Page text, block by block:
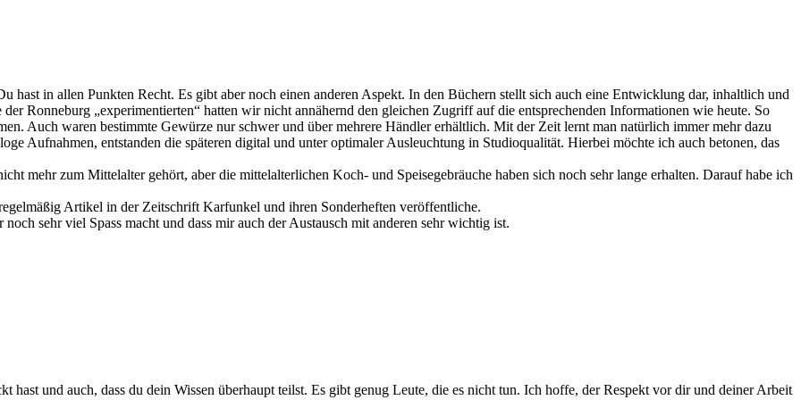
hast in allen Punkten Recht. Es gibt aber noch einen anderen Aspekt. In den Büchern stellt sich auch eine Entwicklung dar, inhaltlich und
Ronneburg „experimentierten“ hatten wir nicht annähernd den gleichen Zugriff auf die entsprechenden Informationen wie heute. So
Auch waren bestimmte Gewürze nur schwer und über mehrere Händler erhältlich. Mit der Zeit lernt man natürlich immer mehr dazu
Aufnahmen, entstanden die späteren digital und unter optimaler Ausleuchtung in Studioqualität. Hierbei möchte ich auch betonen, das
mehr zum Mittelalter gehört, aber die mittelalterlichen Koch- und Speisegebräuche haben sich noch sehr lange erhalten. Darauf habe ich
Artikel in der Zeitschrift Karfunkel und ihren Sonderheften veröffentliche.
sehr viel Spass macht und dass mir auch der Austausch mit anderen sehr wichtig ist.
hast und auch, dass du dein Wissen überhaupt teilst. Es gibt genug Leute, die es nicht tun. Ich hoffe, der Respekt vor dir und deiner Arbeit